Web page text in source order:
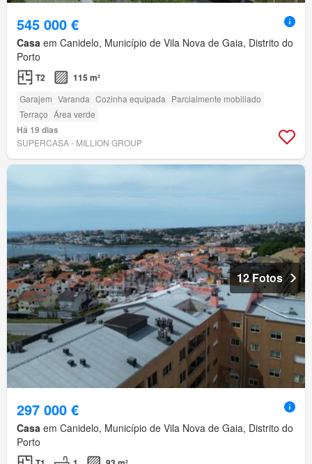
545 000 €
Casa em Canidelo, Município de Vila Nova de Gaia, Distrito do
Porto
T2 115 m²
Garajem Varanda Cozinha equipada Parcialmente mobiliado
Terraço Área verde
Há 19 dias
SUPERCASA - MILLION GROUP
12 Fotos
297 000 €
Casa em Canidelo, Município de Vila Nova de Gaia, Distrito do
Porto